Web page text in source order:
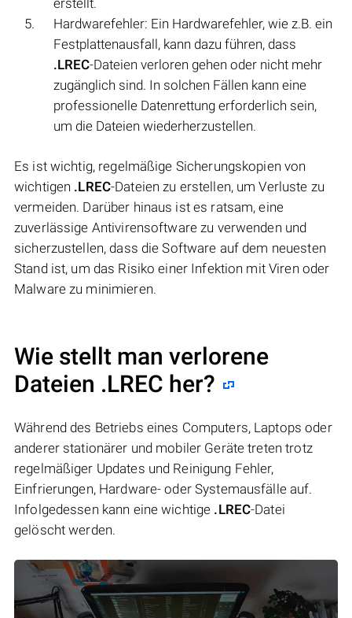
Hardwarefehler: Ein Hardwarefehler, wie z.B. ein
Festplattenausfall, kann dazu führen, dass
.LREC-Dateien verloren gehen oder nicht mehr
zugänglich sind. In solchen Fällen kann eine
professionelle Datenrettung erforderlich sein,
um die Dateien wiederherzustellen.
Es ist wichtig, regelmäßige Sicherungskopien von
wichtigen .LREC-Dateien zu erstellen, um Verluste zu
vermeiden. Darüber hinaus ist es ratsam, eine
zuverlässige Antivirensoftware zu verwenden und
sicherzustellen, dass die Software auf dem neuesten
Stand ist, um das Risiko einer Infektion mit Viren oder
Malware zu minimieren.
Wie stellt man verlorene
Dateien .LREC her?
Während des Betriebs eines Computers, Laptops oder
anderer stationärer und mobiler Geräte treten trotz
regelmäßiger Updates und Reinigung Fehler,
Einfrierungen, Hardware- oder Systemausfälle auf.
Infolgedessen kann eine wichtige .LREC-Datei
gelöscht werden.